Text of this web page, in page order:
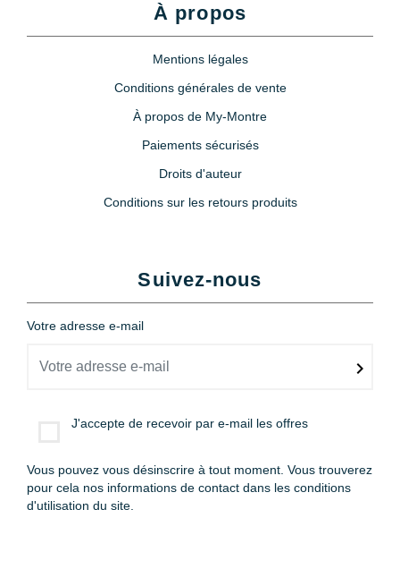
11,90 €
6,90 €
2,90 €
À propos
Mentions légales
Conditions générales de vente
À propos de My-Montre
Paiements sécurisés
Droits d'auteur
Conditions sur les retours produits
Suivez-nous
Votre adresse e-mail
J'accepte de recevoir par e-mail les offres
Vous pouvez vous désinscrire à tout moment. Vous trouverez
pour cela nos informations de contact dans les conditions
d'utilisation du site.